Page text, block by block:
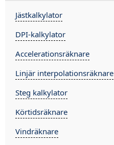
Jästkalkylator
DPI-kalkylator
Accelerationsräknare
Linjär interpolationsräknare
Steg kalkylator
Körtidsräknare
Vindräknare